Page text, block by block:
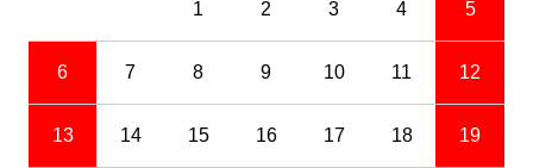
1 2 3 4 5
6 7 8 9 10 11 12
13 14 15 16 17 18 19